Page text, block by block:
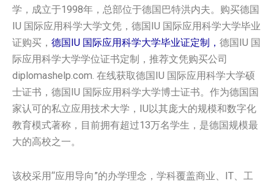
学，成立于1998年，总部位于德国巴特洪内夫。购买德国
IU 国际应用科学大学文凭，德国IU 国际应用科学大学毕业
证购买， 德国IU 国际应用科学大学毕业证定制， 德国IU 国
际应用科学大学学位证书定制，推荐文凭购买公司
diplomashelp.com. 在线获取德国IU 国际应用科学大学硕
士证书，德国IU 国际应用科学大学博士证书。作为德国国
家认可的私立应用技术大学，IU以其庞大的规模和数字化
教育模式著称，目前拥有超过13万名学生，是德国规模最
大的高校之一。
该校采用“应用导向”的办学理念，学科覆盖商业、IT、工